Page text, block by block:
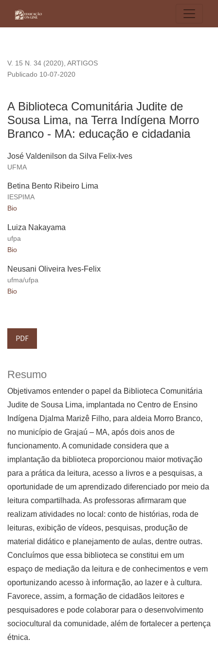
V. 15 N. 34 (2020), ARTIGOS
A Biblioteca Comunitária Judite de
Sousa Lima, na Terra Indígena Morro
Branco - MA: educação e cidadania
Publicado 10-07-2020
José Valdenilson da Silva Felix-Ives
UFMA
Betina Bento Ribeiro Lima
IESPIMA
Bio
Luiza Nakayama
ufpa
Bio
Neusani Oliveira Ives-Felix
ufma/ufpa
Bio
PDF
Resumo
Objetivamos entender o papel da Biblioteca Comunitária
Judite de Sousa Lima, implantada no Centro de Ensino
Indígena Djalma Marizê Filho, para aldeia Morro Branco,
no município de Grajaú – MA, após dois anos de
funcionamento. A comunidade considera que a
implantação da biblioteca proporcionou maior motivação
para a prática da leitura, acesso a livros e a pesquisas, a
oportunidade de um aprendizado diferenciado por meio da
leitura compartilhada. As professoras afirmaram que
realizam atividades no local: conto de histórias, roda de
leituras, exibição de vídeos, pesquisas, produção de
material didático e planejamento de aulas, dentre outras.
Concluímos que essa biblioteca se constitui em um
espaço de mediação da leitura e de conhecimentos e vem
oportunizando acesso à informação, ao lazer e à cultura.
Favorece, assim, a formação de cidadãos leitores e
pesquisadores e pode colaborar para o desenvolvimento
sociocultural da comunidade, além de fortalecer a pertença
étnica.